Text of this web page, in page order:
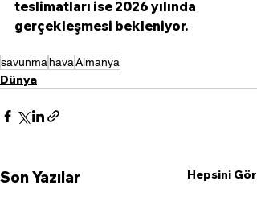
teslimatları ise 2026 yılında
gerçekleşmesi bekleniyor.
savunmahavaAlmanya
Dünya
Son Yazılar Hepsini Gör